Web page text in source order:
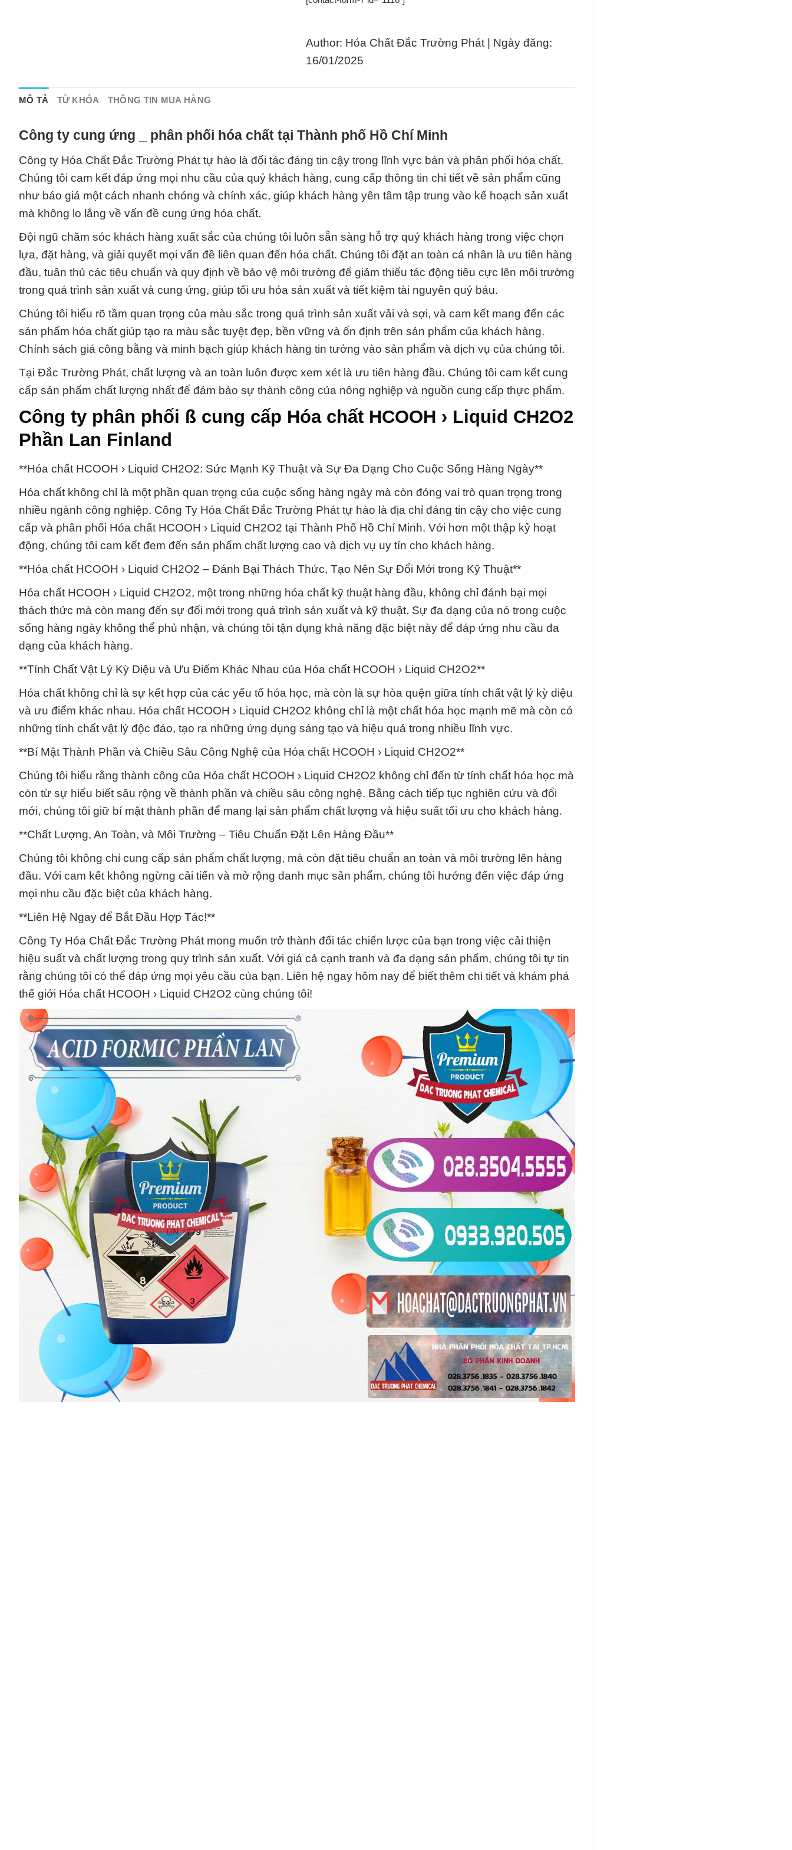
Author: Hóa Chất Đắc Trường Phát | Ngày đăng:
16/01/2025
MÔ TẢ TỪ KHÓA THÔNG TIN MUA HÀNG
Công ty cung ứng _ phân phối hóa chất tại Thành phố Hồ Chí Minh
Công ty Hóa Chất Đắc Trường Phát tự hào là đối tác đáng tin cậy trong lĩnh vực bán và phân phối hóa chất.
Chúng tôi cam kết đáp ứng mọi nhu cầu của quý khách hàng, cung cấp thông tin chi tiết về sản phẩm cũng
như báo giá một cách nhanh chóng và chính xác, giúp khách hàng yên tâm tập trung vào kế hoạch sản xuất
mà không lo lắng về vấn đề cung ứng hóa chất.
Đội ngũ chăm sóc khách hàng xuất sắc của chúng tôi luôn sẵn sàng hỗ trợ quý khách hàng trong việc chọn
lựa, đặt hàng, và giải quyết mọi vấn đề liên quan đến hóa chất. Chúng tôi đặt an toàn cá nhân là ưu tiên hàng
đầu, tuân thủ các tiêu chuẩn và quy định về bảo vệ môi trường để giảm thiểu tác động tiêu cực lên môi trường
trong quá trình sản xuất và cung ứng, giúp tối ưu hóa sản xuất và tiết kiệm tài nguyên quý báu.
Chúng tôi hiểu rõ tầm quan trọng của màu sắc trong quá trình sản xuất vải và sợi, và cam kết mang đến các
sản phẩm hóa chất giúp tạo ra màu sắc tuyệt đẹp, bền vững và ổn định trên sản phẩm của khách hàng.
Chính sách giá công bằng và minh bạch giúp khách hàng tin tưởng vào sản phẩm và dịch vụ của chúng tôi.
Tại Đắc Trường Phát, chất lượng và an toàn luôn được xem xét là ưu tiên hàng đầu. Chúng tôi cam kết cung
cấp sản phẩm chất lượng nhất để đảm bảo sự thành công của nông nghiệp và nguồn cung cấp thực phẩm.
Công ty phân phối ß cung cấp Hóa chất HCOOH › Liquid CH2O2
Phần Lan Finland
**Hóa chất HCOOH › Liquid CH2O2: Sức Mạnh Kỹ Thuật và Sự Đa Dạng Cho Cuộc Sống Hàng Ngày**
Hóa chất không chỉ là một phần quan trọng của cuộc sống hàng ngày mà còn đóng vai trò quan trọng trong
nhiều ngành công nghiệp. Công Ty Hóa Chất Đắc Trường Phát tự hào là địa chỉ đáng tin cậy cho việc cung
cấp và phân phối Hóa chất HCOOH › Liquid CH2O2 tại Thành Phố Hồ Chí Minh. Với hơn một thập kỷ hoạt
động, chúng tôi cam kết đem đến sản phẩm chất lượng cao và dịch vụ uy tín cho khách hàng.
**Hóa chất HCOOH › Liquid CH2O2 – Đánh Bại Thách Thức, Tạo Nên Sự Đổi Mới trong Kỹ Thuật**
Hóa chất HCOOH › Liquid CH2O2, một trong những hóa chất kỹ thuật hàng đầu, không chỉ đánh bại mọi
thách thức mà còn mang đến sự đổi mới trong quá trình sản xuất và kỹ thuật. Sự đa dạng của nó trong cuộc
sống hàng ngày không thể phủ nhận, và chúng tôi tận dụng khả năng đặc biệt này để đáp ứng nhu cầu đa
dạng của khách hàng.
**Tính Chất Vật Lý Kỳ Diệu và Ưu Điểm Khác Nhau của Hóa chất HCOOH › Liquid CH2O2**
Hóa chất không chỉ là sự kết hợp của các yếu tố hóa học, mà còn là sự hòa quện giữa tính chất vật lý kỳ diệu
và ưu điểm khác nhau. Hóa chất HCOOH › Liquid CH2O2 không chỉ là một chất hóa học mạnh mẽ mà còn có
những tính chất vật lý độc đáo, tạo ra những ứng dụng sáng tạo và hiệu quả trong nhiều lĩnh vực.
**Bí Mật Thành Phần và Chiều Sâu Công Nghệ của Hóa chất HCOOH › Liquid CH2O2**
Chúng tôi hiểu rằng thành công của Hóa chất HCOOH › Liquid CH2O2 không chỉ đến từ tính chất hóa học mà
còn từ sự hiểu biết sâu rộng về thành phần và chiều sâu công nghệ. Bằng cách tiếp tục nghiên cứu và đổi
mới, chúng tôi giữ bí mật thành phần để mang lại sản phẩm chất lượng và hiệu suất tối ưu cho khách hàng.
**Chất Lượng, An Toàn, và Môi Trường – Tiêu Chuẩn Đặt Lên Hàng Đầu**
Chúng tôi không chỉ cung cấp sản phẩm chất lượng, mà còn đặt tiêu chuẩn an toàn và môi trường lên hàng
đầu. Với cam kết không ngừng cải tiến và mở rộng danh mục sản phẩm, chúng tôi hướng đến việc đáp ứng
mọi nhu cầu đặc biệt của khách hàng.
**Liên Hệ Ngay để Bắt Đầu Hợp Tác!**
Công Ty Hóa Chất Đắc Trường Phát mong muốn trở thành đối tác chiến lược của bạn trong việc cải thiện
hiệu suất và chất lượng trong quy trình sản xuất. Với giá cả cạnh tranh và đa dạng sản phẩm, chúng tôi tự tin
rằng chúng tôi có thể đáp ứng mọi yêu cầu của bạn. Liên hệ ngay hôm nay để biết thêm chi tiết và khám phá
thế giới Hóa chất HCOOH › Liquid CH2O2 cùng chúng tôi!